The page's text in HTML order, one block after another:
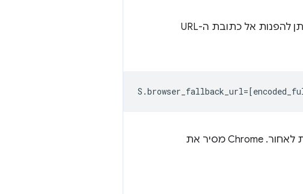
כשפעולה של כוונה לא נפתרה או כשאפליקציה חיצונית לא מופעלת, את המשתמש ניתן להפנות אל כתובת ה-URL